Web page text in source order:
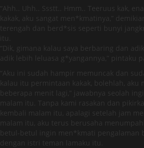
“Ahh.. Uhh.. Ssstt.. Hmm.. Teeruus kak,
kakak, aku sangat men*kmatinya,”
terengah dan berd*sis seperti bunyi
itu.
“Dik, gimana kalau saya berbaring dan
adik lebih leluasa g*yangannya,” pintaku
“Aku ini sudah hampir memuncak dan
kalau itu permintaan kakak, bolehlah, aku
beberapa menit lagi,” jawabnya seolah
malam itu. Tanpa kami rasakan dan
kembali malam itu, apalagi setelah jam
malam itu, aku terus berusaha
betul-betul ingin men*kmati pengalaman
dengan istri teman lamaku itu.